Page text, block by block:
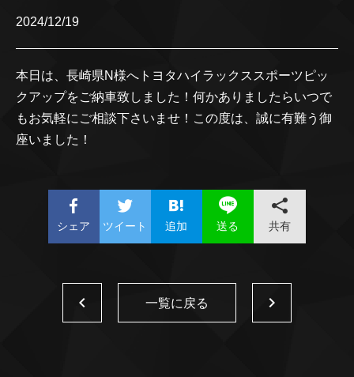
2024/12/19
本日は、長崎県N様へトヨタハイラックススポーツピッ
クアップをご納車致しました！何かありましたらいつで
もお気軽にご相談下さいませ！この度は、誠に有難う御
座いました！
シェア ツイート 追加 送る 共有
一覧に戻る